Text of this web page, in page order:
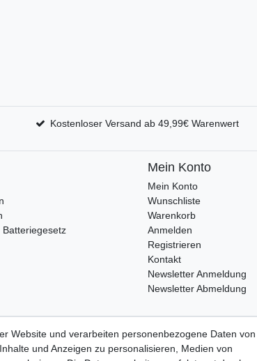
Kostenloser Versand ab 49,99€ Warenwert
Batteriegesetz
Mein Konto
Mein Konto
Wunschliste
Warenkorb
Anmelden
Registrieren
Kontakt
Newsletter Anmeldung
Newsletter Abmeldung
Widerrufs­formular Impressum Daten­schutz­erklärung
Website und verarbeiten personenbezogene Daten von
und Anzeigen zu personalisieren, Medien von